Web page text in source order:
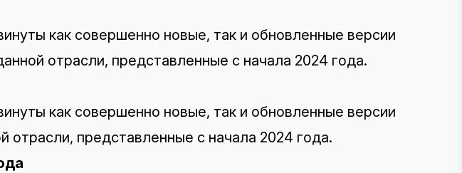
как совершенно новые, так и обновленные версии
отрасли, представленные с начала 2024 года.
как совершенно новые, так и обновленные версии
отрасли, представленные с начала 2024 года.